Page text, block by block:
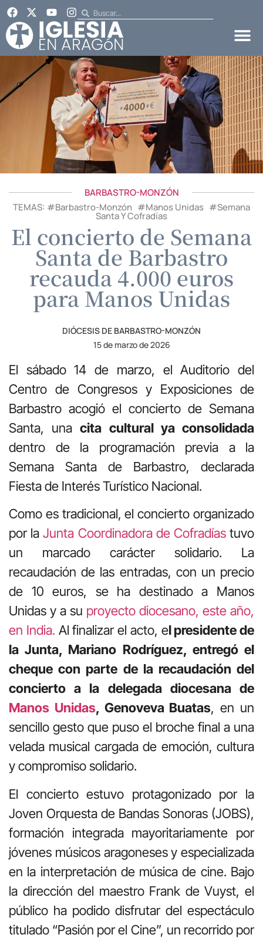
BARBASTRO-MONZÓN
TEMAS: #Barbastro-Monzón #Manos Unidas #Semana
Santa Y Cofradías
El concierto de Semana
Santa de Barbastro
recauda 4.000 euros
para Manos Unidas
DIÓCESIS DE BARBASTRO-MONZÓN
15 de marzo de 2026
El sábado 14 de marzo, el Auditorio del
Centro de Congresos y Exposiciones de
Barbastro acogió el concierto de Semana
Santa, unacita cultural ya consolidada
dentro de la programación previa a la
Semana Santa de Barbastro, declarada
Fiesta de Interés Turístico Nacional.
Como es tradicional, el concierto organizado
por laJunta Coordinadora de Cofradíastuvo
un marcado carácter solidario. La
recaudación de las entradas, con un precio
de 10 euros, se ha destinado a Manos
Unidas y a su proyecto diocesano, este año,
en India. Al finalizar el acto, el presidente de
la Junta, Mariano Rodríguez, entregó el
cheque con parte de la recaudación del
concierto a la delegada diocesana de
Manos Unidas, Genoveva Buatas, en un
sencillo gesto que puso el broche final a una
velada musical cargada de emoción, cultura
y compromiso solidario.
El concierto estuvo protagonizado por la
Joven Orquesta de Bandas Sonoras (JOBS),
formación integrada mayoritariamente por
jóvenes músicos aragoneses y especializada
en la interpretación de música de cine. Bajo
la dirección del maestro Frank de Vuyst, el
público ha podido disfrutar del espectáculo
titulado “Pasión por el Cine”, un recorrido por